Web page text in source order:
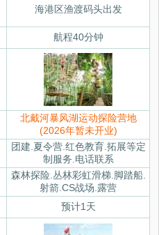
海港区渔渡码头出发
航程40分钟
北戴河暴风湖运动探险营地
(2026年暂未开业)
团建.夏令营.红色教育.拓展等定
制服务.电话联系
森林探险.丛林彩虹滑梯.脚踏船.
射箭.CS战场.露营
预计1天